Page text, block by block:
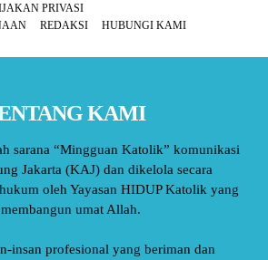
PRIVASI
REDAKSI HUBUNGI KAMI
KAMI
sarana “Mingguan Katolik” komunikasi
Jakarta (KAJ) dan dikelola secara
oleh Yayasan HIDUP Katolik yang
umat Allah.
insan profesional yang beriman dan